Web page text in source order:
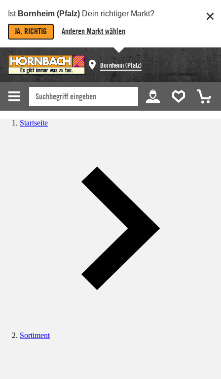
Ist Bornheim (Pfalz) Dein richtiger Markt?
JA, RICHTIG Anderen Markt wählen
Bornheim (Pfalz)
Startseite
Sortiment